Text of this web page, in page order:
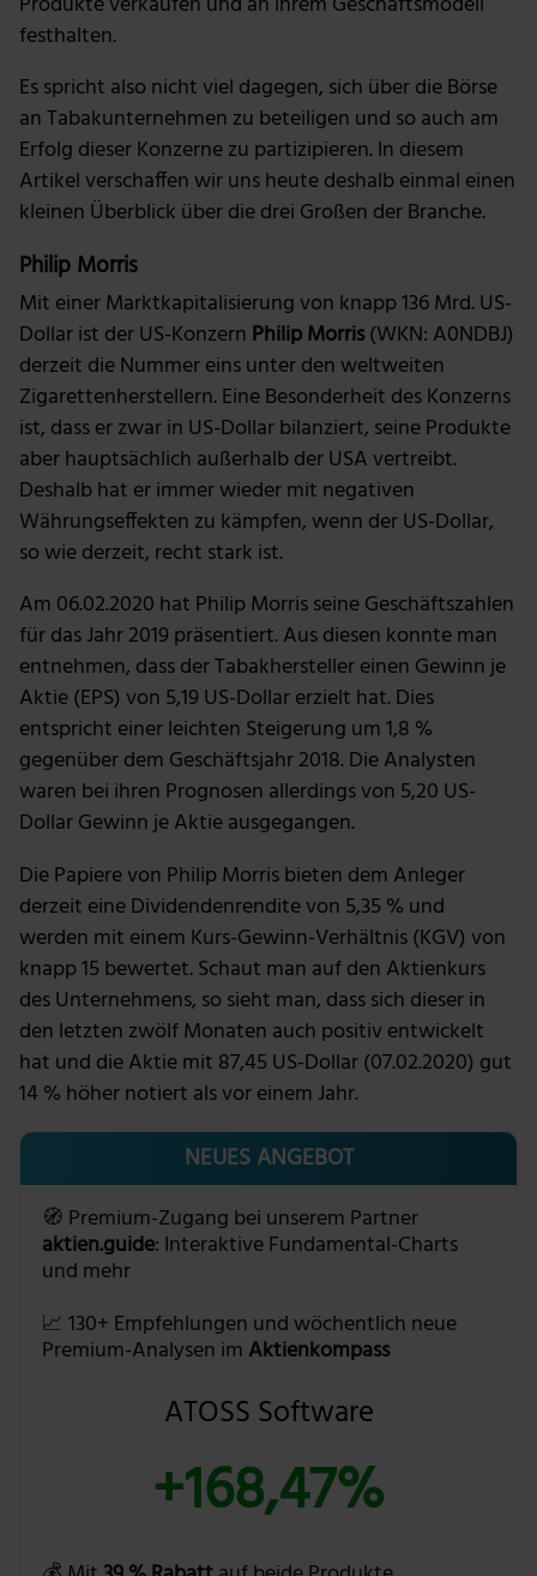
festhalten.
Es spricht also nicht viel dagegen, sich über die Börse
an Tabakunternehmen zu beteiligen und so auch am
Erfolg dieser Konzerne zu partizipieren. In diesem
Artikel verschaffen wir uns heute deshalb einmal einen
kleinen Überblick über die drei Großen der Branche.
Philip Morris
Mit einer Marktkapitalisierung von knapp 136 Mrd. US-
Dollar ist der US-Konzern Philip Morris(WKN: A0NDBJ)
derzeit die Nummer eins unter den weltweiten
Zigarettenherstellern. Eine Besonderheit des Konzerns
ist, dass er zwar in US-Dollar bilanziert, seine Produkte
aber hauptsächlich außerhalb der USA vertreibt.
Deshalb hat er immer wieder mit negativen
Währungseffekten zu kämpfen, wenn der US-Dollar,
so wie derzeit, recht stark ist.
Am 06.02.2020 hat Philip Morris seine Geschäftszahlen
für das Jahr 2019 präsentiert. Aus diesen konnte man
entnehmen, dass der Tabakhersteller einen Gewinn je
Aktie (EPS) von 5,19 US-Dollar erzielt hat. Dies
entspricht einer leichten Steigerung um 1,8 %
gegenüber dem Geschäftsjahr 2018. Die Analysten
waren bei ihren Prognosen allerdings von 5,20 US-
Dollar Gewinn je Aktie ausgegangen.
Die Papiere von Philip Morris bieten dem Anleger
derzeit eine Dividendenrendite von 5,35 % und
werden mit einem Kurs-Gewinn-Verhältnis (KGV) von
knapp 15 bewertet. Schaut man auf den Aktienkurs
des Unternehmens, so sieht man, dass sich dieser in
den letzten zwölf Monaten auch positiv entwickelt
hat und die Aktie mit 87,45 US-Dollar (07.02.2020) gut
14 % höher notiert als vor einem Jahr.
NEUES ANGEBOT
🧭 Premium-Zugang bei unserem Partner
aktien.guide: Interaktive Fundamental-Charts
und mehr
📈 130+ Empfehlungen und wöchentlich neue
Premium-Analysen im Aktienkompass
ATOSS Software
+168,47%